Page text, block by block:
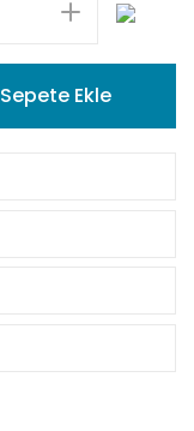
Sepete Ekle